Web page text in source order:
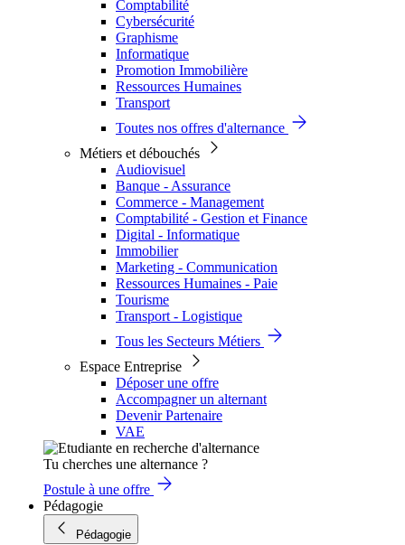
Comptabilité
Cybersécurité
Graphisme
Informatique
Promotion Immobilière
Ressources Humaines
Transport
Toutes nos offres d'alternance
Métiers et débouchés
Audiovisuel
Banque - Assurance
Commerce - Management
Comptabilité - Gestion et Finance
Digital - Informatique
Immobilier
Marketing - Communication
Ressources Humaines - Paie
Tourisme
Transport - Logistique
Tous les Secteurs Métiers
Espace Entreprise
Déposer une offre
Accompagner un alternant
Devenir Partenaire
VAE
Tu cherches une alternance ?
Postule à une offre
Pédagogie
Pédagogie